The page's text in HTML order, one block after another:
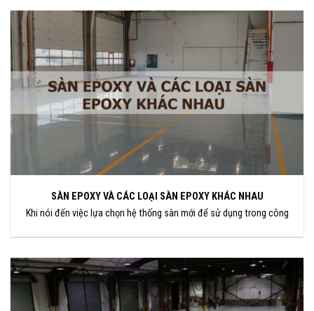
SÀN EPOXY VÀ CÁC LOẠI SÀN EPOXY KHÁC NHAU
Khi nói đến việc lựa chọn hệ thống sàn mới để sử dụng trong công